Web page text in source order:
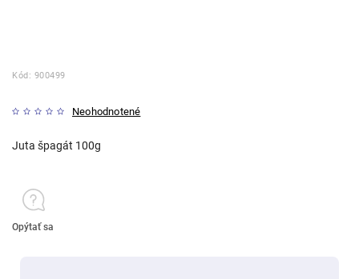
Kód: 900499
Neohodnotené
Juta špagát 100g
Opýtať sa